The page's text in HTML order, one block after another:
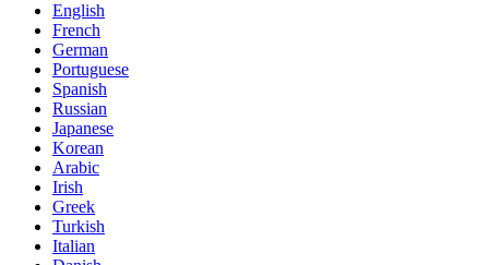
English
French
German
Portuguese
Spanish
Russian
Japanese
Korean
Arabic
Irish
Greek
Turkish
Italian